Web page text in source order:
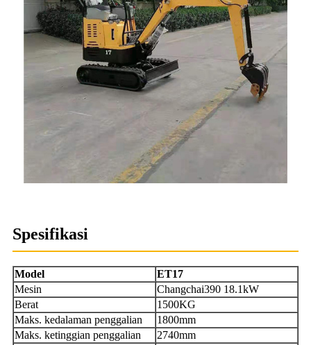
Spesifikasi
Model
ET17
Mesin
Changchai390 18.1kW
Berat
1500KG
Maks. kedalaman penggalian
1800mm
Maks. ketinggian penggalian
2740mm